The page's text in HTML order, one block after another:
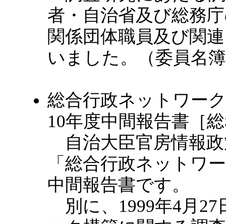
者・自治省及び総務
関係団体職員及び関
いました。（委員名
総合行政ネットワー
10年度中間報告書［
自治大臣官房情報
「総合行政ネットワ
中間報告書です。
別に、1999年4月27